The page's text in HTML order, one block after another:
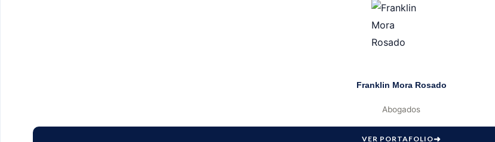
Franklin Mora Rosado
Abogados
VER PORTAFOLIO